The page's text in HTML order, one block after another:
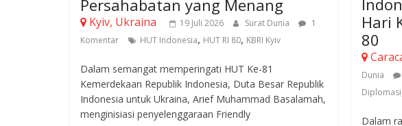
Persahabatan yang Menang
Kyiv, Ukraina 19 Juli 2026 Surat Dunia
1
Komentar
HUT Indonesia, HUT RI 80, KBRI Kyiv
Dalam semangat memperingati HUT Ke-81
Kemerdekaan Republik Indonesia, Duta Besar Republik
Indonesia untuk Ukraina, Arief Muhammad Basalamah,
menginisiasi penyelenggaraan Friendly
Hari
80
Dunia
Diplomasi
Dalam